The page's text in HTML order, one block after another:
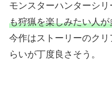
モンスターハンターシリ
も狩猟を楽しみたい人が
今作はストーリーのク
らいが丁度良さそう。